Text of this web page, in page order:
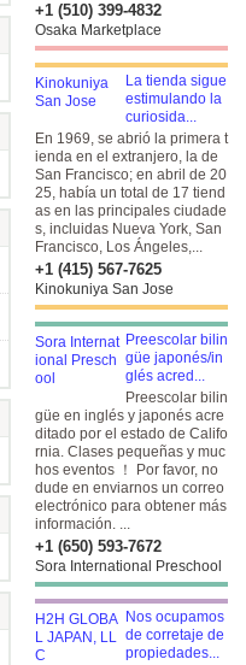
+1 (510) 399-4832
Osaka Marketplace
La tienda sigue
estimulando la
curiosida...
En 1969, se abrió la primera t
ienda en el extranjero, la de
San Francisco; en abril de 20
25, había un total de 17 tiend
as en las principales ciudade
s, incluidas Nueva York, San
Francisco, Los Ángeles,...
+1 (415) 567-7625
Kinokuniya San Jose
Preescolar bilin
güe japonés/in
glés acred...
Preescolar bilin
güe en inglés y japonés acre
ditado por el estado de Califo
rnia. Clases pequeñas y muc
hos eventos ！ Por favor, no
dude en enviarnos un correo
electrónico para obtener más
información. ...
+1 (650) 593-7672
Sora International Preschool
Nos ocupamos
de corretaje de
propiedades...